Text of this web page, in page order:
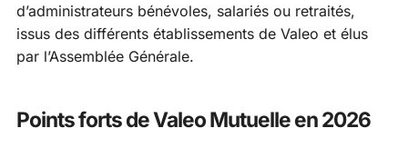
d’administrateurs bénévoles, salariés ou retraités,
issus des différents établissements de Valeo et élus
par l’Assemblée Générale.
Points forts de Valeo Mutuelle en 2026